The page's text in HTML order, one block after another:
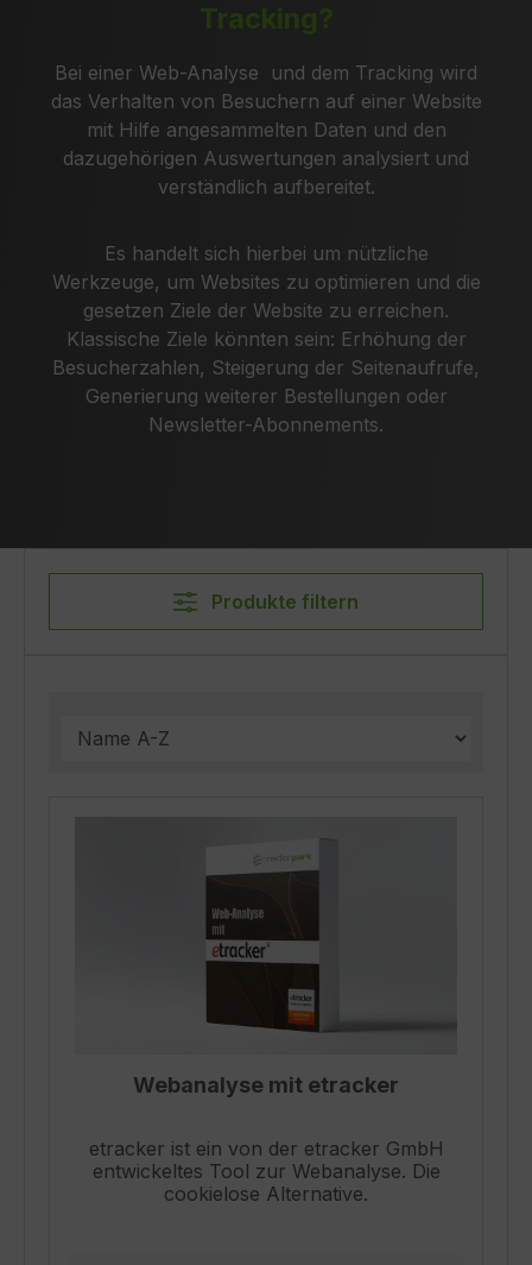
Tracking?
Bei einer Web-Analyse und dem Tracking wird
das Verhalten von Besuchern auf einer Website
mit Hilfe angesammelten Daten und den
dazugehörigen Auswertungen analysiert und
verständlich aufbereitet.
Es handelt sich hierbei um nützliche
Werkzeuge, um Websites zu optimieren und die
gesetzen Ziele der Website zu erreichen.
Klassische Ziele könnten sein: Erhöhung der
Besucherzahlen, Steigerung der Seitenaufrufe,
Generierung weiterer Bestellungen oder
Newsletter-Abonnements.
Produkte filtern
Webanalyse mit etracker
etracker ist ein von der etracker GmbH
entwickeltes Tool zur Webanalyse. Die
cookielose Alternative.